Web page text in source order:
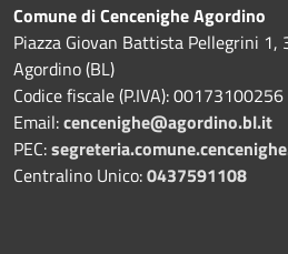
Comune di Cencenighe Agordino
Piazza Giovan Battista Pellegrini 1,
Agordino (BL)
Codice fiscale (P.IVA): 00173100256
Email:cencenighe@agordino.bl.it
PEC:
Centralino Unico:0437591108